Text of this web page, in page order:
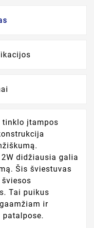
tinklo įtampos
didžiausia galia
Šis šviestuvas
Tai puikus
ir